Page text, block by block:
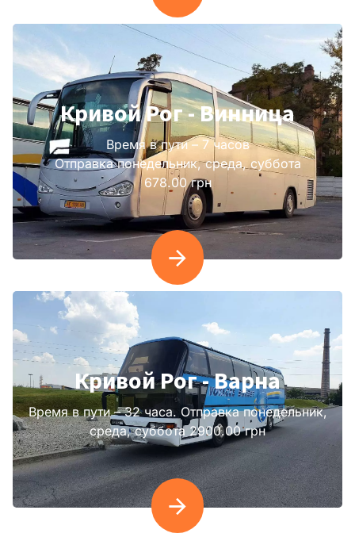
Кривой Рог - Винница
Время в пути – 7 часов
Отправка понедельник, среда, суббота
678.00 грн
Кривой Рог - Варна
Время в пути – 32 часа. Отправка понедельник,
среда, суббота 2900.00 грн